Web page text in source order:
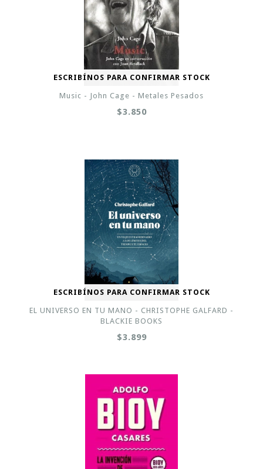
ESCRIBÍNOS PARA CONFIRMAR STOCK
Music - John Cage - Metales Pesados
$3.850
ESCRIBÍNOS PARA CONFIRMAR STOCK
EL UNIVERSO EN TU MANO - CHRISTOPHE GALFARD -
BLACKIE BOOKS
$3.899